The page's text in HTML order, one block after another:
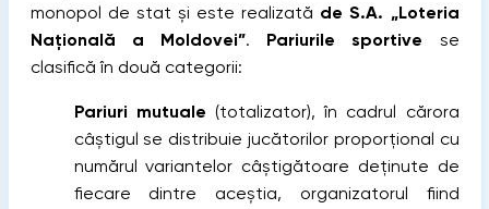
monopol de stat și este realizată de S.A. „Loteria
Națională a Moldovei”. Pariurile sportive se
clasifică în două categorii:
Pariuri mutuale (totalizator), în cadrul cărora
câştigul se distribuie jucătorilor proporţional cu
numărul variantelor câştigătoare deţinute de
fiecare dintre aceştia, organizatorul fiind